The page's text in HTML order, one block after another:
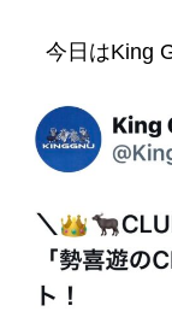
今日はKing